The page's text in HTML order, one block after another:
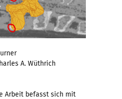
A. Wüthrich
Arbeit befasst sich mit